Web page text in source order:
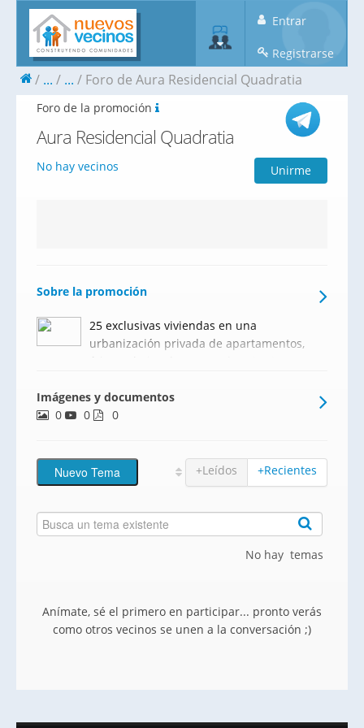
Entrar
Registrarse
... ... Foro de Aura Residencial Quadratia
Foro de la promoción
Aura Residencial Quadratia
No hay vecinos Unirme
Sobre la promoción
25 exclusivas viviendas en una
urbanización privada de apartamentos,
áticos y bajos de 1, 2 y 3 dormitorios,
diseño único con altas calidades de
construcción y materiales de primera
Imágenes y documentos
0
0 0
+Leídos +Recientes
No hay temas
Anímate, sé el primero en participar... pronto verás
como otros vecinos se unen a la conversación ;)